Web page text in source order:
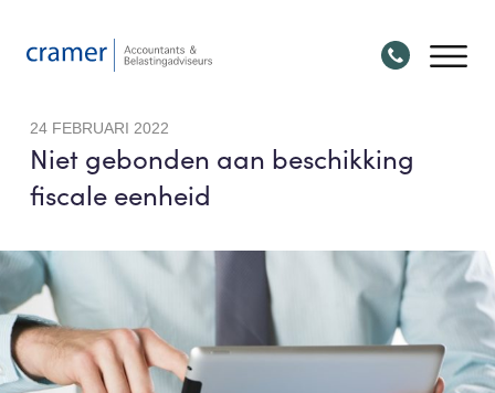
24 FEBRUARI 2022
Niet gebonden aan beschikking
fiscale eenheid